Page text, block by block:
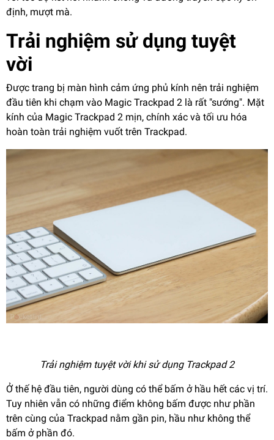
định, mượt mà.
Trải nghiệm sử dụng tuyệt
vời
Được trang bị màn hình cảm ứng phủ kính nên trải nghiệm
đầu tiên khi chạm vào Magic Trackpad 2 là rất "sướng". Mặt
kính của Magic Trackpad 2 mịn, chính xác và tối ưu hóa
hoàn toàn trải nghiệm vuốt trên Trackpad.
Trải nghiệm tuyệt vời khi sử dụng Trackpad 2
Ở thế hệ đầu tiên, người dùng có thể bấm ở hầu hết các vị trí.
Tuy nhiên vẫn có những điểm không bấm được như phần
trên cùng của Trackpad nằm gần pin, hầu như không thể
bấm ở phần đó.